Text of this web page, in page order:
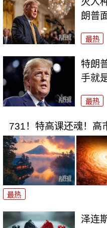
朗普
最热
特朗
手就
最热
731！特高课还魂！高
最热
泽连